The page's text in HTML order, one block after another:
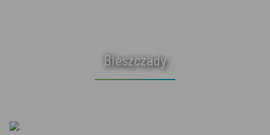
Bieszczady